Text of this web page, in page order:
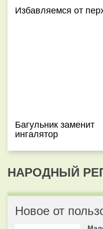
Избавляемся от
Багульник заменит
ингалятор
НАРОДНЫЙ
Новое от